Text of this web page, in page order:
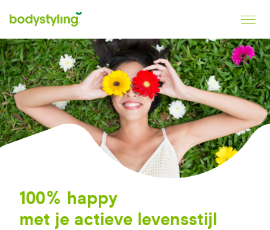
BodystylingSlank, vitaal en gezond.
100% happy
met je actieve levensstijl